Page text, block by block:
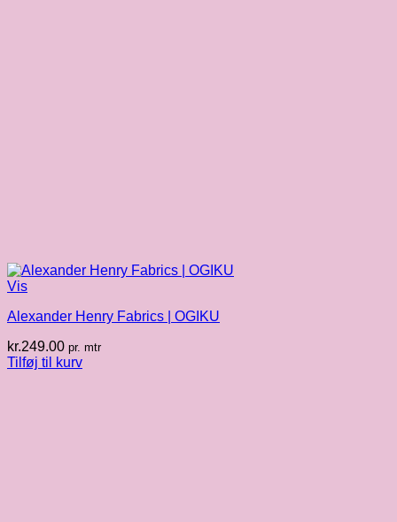
Vis
Alexander Henry Fabrics | OGIKU
kr.249.00 pr. mtr
Tilføj til kurv